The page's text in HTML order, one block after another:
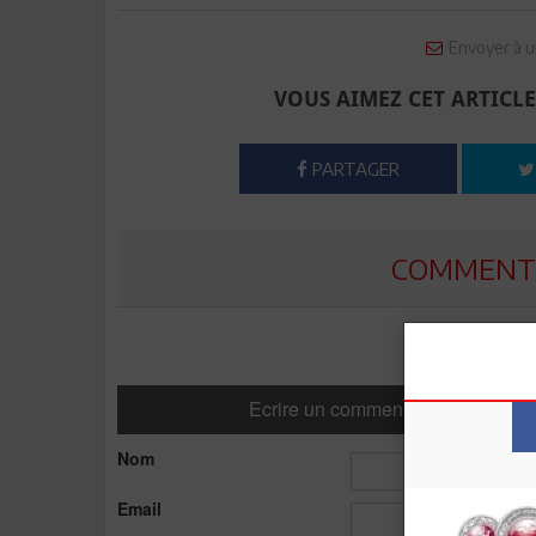
Envoyer à
VOUS AIMEZ CET
PARTAGER
Ecrire un commentaire
Nom
Email